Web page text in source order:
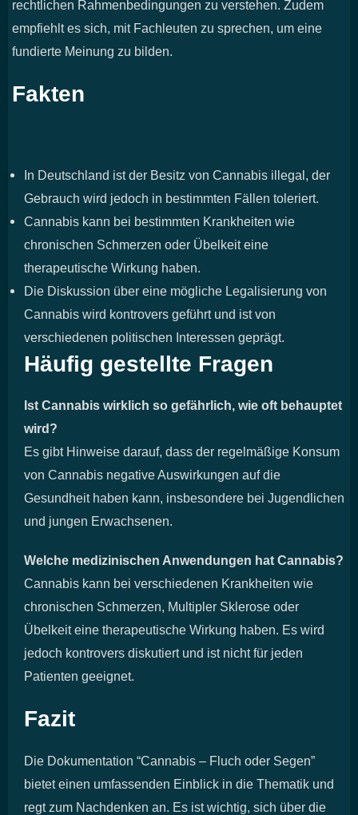
rechtlichen Rahmenbedingungen zu verstehen. Zudem
empfiehlt es sich, mit Fachleuten zu sprechen, um eine
fundierte Meinung zu bilden.
Fakten
In Deutschland ist der Besitz von Cannabis illegal, der
Gebrauch wird jedoch in bestimmten Fällen toleriert.
Cannabis kann bei bestimmten Krankheiten wie
chronischen Schmerzen oder Übelkeit eine
therapeutische Wirkung haben.
Die Diskussion über eine mögliche Legalisierung von
Cannabis wird kontrovers geführt und ist von
verschiedenen politischen Interessen geprägt.
Häufig gestellte Fragen
Ist Cannabis wirklich so gefährlich, wie oft behauptet
wird?
Es gibt Hinweise darauf, dass der regelmäßige Konsum
von Cannabis negative Auswirkungen auf die
Gesundheit haben kann, insbesondere bei Jugendlichen
und jungen Erwachsenen.
Welche medizinischen Anwendungen hat Cannabis?
Cannabis kann bei verschiedenen Krankheiten wie
chronischen Schmerzen, Multipler Sklerose oder
Übelkeit eine therapeutische Wirkung haben. Es wird
jedoch kontrovers diskutiert und ist nicht für jeden
Patienten geeignet.
Fazit
Die Dokumentation “Cannabis – Fluch oder Segen”
bietet einen umfassenden Einblick in die Thematik und
regt zum Nachdenken an. Es ist wichtig, sich über die